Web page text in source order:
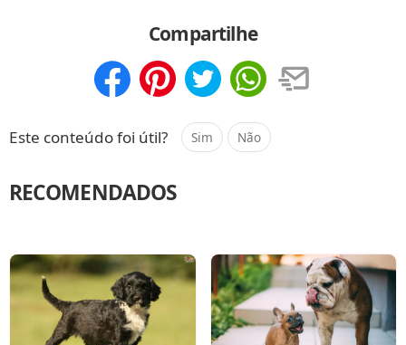
Compartilhe
Este conteúdo foi útil? Sim Não
RECOMENDADOS